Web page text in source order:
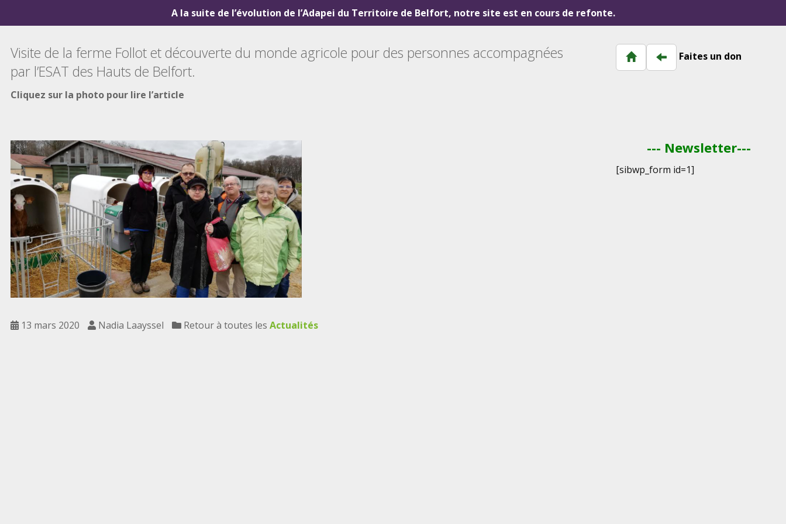
A la suite de l’évolution de l’Adapei du Territoire de Belfort, notre site est en cours de refonte.
Visite de la ferme Follot et découverte du monde agricole pour des personnes accompagnées
par l’ESAT des Hauts de Belfort.
Cliquez sur la photo pour lire l’article
13 mars 2020 Nadia Laayssel Retour à toutes lesActualités
Faites un don
--- Newsletter---
[sibwp_form id=1]